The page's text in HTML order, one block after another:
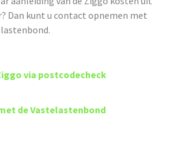
Dan kunt u contact opnemen met
via postcodecheck
de Vastelastenbond